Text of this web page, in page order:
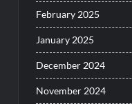
February 2025
January 2025
December 2024
November 2024